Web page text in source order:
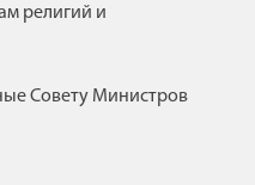
религий и
Совету Министров